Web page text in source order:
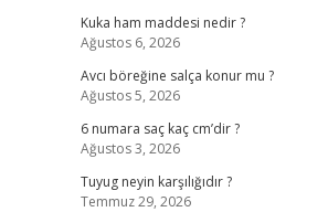
Kuka ham maddesi nedir ?
Ağustos 6, 2026
Avcı böreğine salça konur mu ?
Ağustos 5, 2026
6 numara saç kaç cm’dir ?
Ağustos 3, 2026
Tuyug neyin karşılığıdır ?
Temmuz 29, 2026